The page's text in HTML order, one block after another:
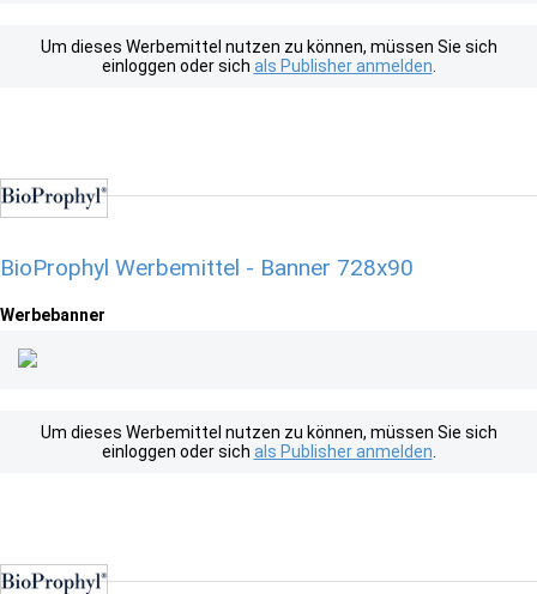
Um dieses Werbemittel nutzen zu können, müssen Sie sich
einloggen oder sich als Publisher anmelden
BioProphyl Werbemittel - Banner 728x90
Werbebanner
Um dieses Werbemittel nutzen zu können, müssen Sie sich
einloggen oder sich als Publisher anmelden